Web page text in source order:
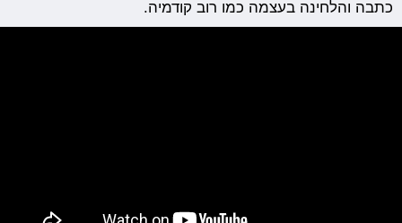
כתבה והלחינה בעצמה כמו רוב קודמיה.